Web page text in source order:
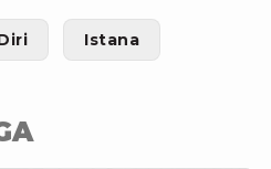
Istana